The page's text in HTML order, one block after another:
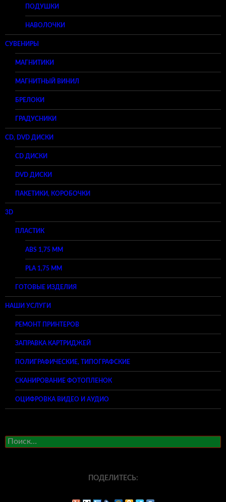
ПОДУШКИ
НАВОЛОЧКИ
СУВЕНИРЫ
МАГНИТИКИ
МАГНИТНЫЙ ВИНИЛ
БРЕЛОКИ
ГРАДУСНИКИ
CD, DVD ДИСКИ
CD ДИСКИ
DVD ДИСКИ
ПАКЕТИКИ, КОРОБОЧКИ
3D
ПЛАСТИК
ABS 1,75 ММ
PLA 1,75 ММ
ГОТОВЫЕ ИЗДЕЛИЯ
НАШИ УСЛУГИ
РЕМОНТ ПРИНТЕРОВ
ЗАПРАВКА КАРТРИДЖЕЙ
ПОЛИГРАФИЧЕСКИЕ, ТИПОГРАФСКИЕ
СКАНИРОВАНИЕ ФОТОПЛЕНОК
ОЦИФРОВКА ВИДЕО И АУДИО
Найти:
ПОДЕЛИТЕСЬ: